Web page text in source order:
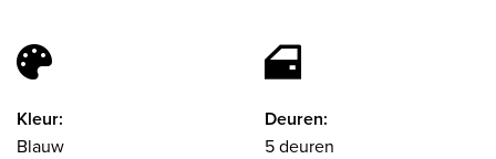
Kleur:
Blauw
Deuren:
5 deuren